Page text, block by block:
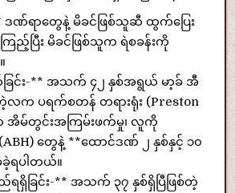
ဒဏ်ရာတွေနဲ့ မိခင်ဖြစ်သူဆီ ထွက်ပြေး
ပြီး မိခင်ဖြစ်သူက ရဲစခန်းကို
ြင်း-** အသက် ၄၂ နှစ်အရွယ် မာ့ခ် အီ
လက ပရက်စတန် တရားရုံး (Preston
ာ အိမ်တွင်းအကြမ်းဖက်မှု၊ လူကို
တွေနဲ့ **ထောင်ဒဏ် ၂ နှစ်နှင့် ၁၀
ခဲ့ရပါတယ်။
ရှိခြင်း-** အသက် ၃၇ နှစ်ရှိပြီဖြစ်တဲ့